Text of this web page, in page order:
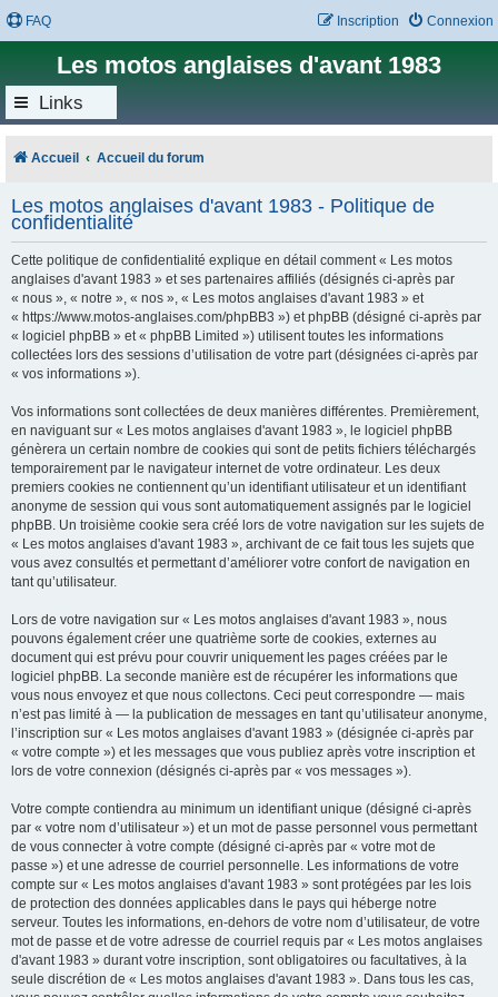
FAQ Connexion
Inscription
Les motos anglaises d'avant 1983
Links
Accueil Accueil du forum
Les motos anglaises d'avant 1983 - Politique de
confidentialité
Cette politique de confidentialité explique en détail comment « Les motos
anglaises d'avant 1983 » et ses partenaires affiliés (désignés ci-après par
« nous », « notre », « nos », « Les motos anglaises d'avant 1983 » et
« https://www.motos-anglaises.com/phpBB3 ») et phpBB (désigné ci-après par
« logiciel phpBB » et « phpBB Limited ») utilisent toutes les informations
collectées lors des sessions d’utilisation de votre part (désignées ci-après par
« vos informations »).
Vos informations sont collectées de deux manières différentes. Premièrement,
en naviguant sur « Les motos anglaises d'avant 1983 », le logiciel phpBB
génèrera un certain nombre de cookies qui sont de petits fichiers téléchargés
temporairement par le navigateur internet de votre ordinateur. Les deux
premiers cookies ne contiennent qu’un identifiant utilisateur et un identifiant
anonyme de session qui vous sont automatiquement assignés par le logiciel
phpBB. Un troisième cookie sera créé lors de votre navigation sur les sujets de
« Les motos anglaises d'avant 1983 », archivant de ce fait tous les sujets que
vous avez consultés et permettant d’améliorer votre confort de navigation en
tant qu’utilisateur.
Lors de votre navigation sur « Les motos anglaises d'avant 1983 », nous
pouvons également créer une quatrième sorte de cookies, externes au
document qui est prévu pour couvrir uniquement les pages créées par le
logiciel phpBB. La seconde manière est de récupérer les informations que
vous nous envoyez et que nous collectons. Ceci peut correspondre — mais
n’est pas limité à — la publication de messages en tant qu’utilisateur anonyme,
l’inscription sur « Les motos anglaises d'avant 1983 » (désignée ci-après par
« votre compte ») et les messages que vous publiez après votre inscription et
lors de votre connexion (désignés ci-après par « vos messages »).
Votre compte contiendra au minimum un identifiant unique (désigné ci-après
par « votre nom d’utilisateur ») et un mot de passe personnel vous permettant
de vous connecter à votre compte (désigné ci-après par « votre mot de
passe ») et une adresse de courriel personnelle. Les informations de votre
compte sur « Les motos anglaises d'avant 1983 » sont protégées par les lois
de protection des données applicables dans le pays qui héberge notre
serveur. Toutes les informations, en-dehors de votre nom d’utilisateur, de votre
mot de passe et de votre adresse de courriel requis par « Les motos anglaises
d'avant 1983 » durant votre inscription, sont obligatoires ou facultatives, à la
seule discrétion de « Les motos anglaises d'avant 1983 ». Dans tous les cas,